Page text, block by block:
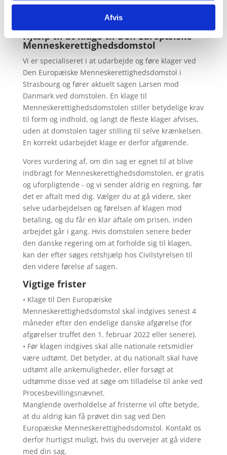
Afvis
Du kan følge udviklingen i vores sager på
Hjælp til at klage til Den Europæiske
Menneskerettighedsdomstol
Vi er specialiseret i at udarbejde og føre klager ved
Den Europæiske Menneskerettighedsdomstol i
Strasbourg og fører aktuelt sagen Larsen mod
Danmark ved domstolen. En klage til
Menneskerettighedsdomstolen stiller betydelige krav
til form og indhold, og langt de fleste klager afvises,
uden at domstolen tager stilling til selve krænkelsen.
En korrekt udarbejdet klage er derfor afgørende.
Vores vurdering af, om din sag er egnet til at blive
indbragt for Menneskerettighedsdomstolen, er gratis
og uforpligtende - og vi sender aldrig en regning, før
det er aftalt med dig. Vælger du at gå videre, sker
selve udarbejdelsen og førelsen af klagen mod
betaling, og du får en klar aftale om prisen, inden
arbejdet går i gang. Hvis domstolen senere beder
den danske regering om at forholde sig til klagen,
kan der efter søges retshjælp hos Civilstyrelsen til
den videre førelse af sagen.
Vigtige frister
• Klage til Den Europæiske
Menneskerettighedsdomstol skal indgives senest 4
måneder efter den endelige danske afgørelse (for
afgørelser truffet den 1. februar 2022 eller senere).
• Før klagen indgives skal alle nationale retsmidler
være udtømt. Det betyder, at du nationalt skal have
udtømt alle ankemuligheder, eller forsøgt at
udtømme disse ved at søge om tilladelse til anke ved
Procesbevillingsnævnet.
Manglende overholdelse af fristerne vil ofte betyde,
at du aldrig kan få prøvet din sag ved Den
Europæiske Menneskerettighedsdomstol. Kontakt os
derfor hurtigst muligt, hvis du overvejer at gå videre
med din sag.